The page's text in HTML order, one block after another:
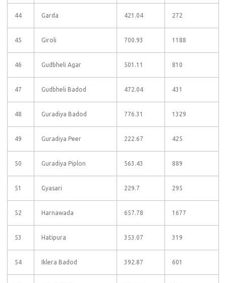
44 Garda 421.04 272
45 Giroli 700.93 1188
46 Gudbheli Agar 501.11 810
47 Gudbheli Badod 472.04 431
48 Guradiya Badod 776.31 1329
49 Guradiya Peer 222.67 425
50 Guradiya Piplon 563.43 889
51 Gyasari 229.7 295
52 Harnawada 657.78 1677
53 Hatipura 353.07 319
54 Iklera Badod 392.87 601